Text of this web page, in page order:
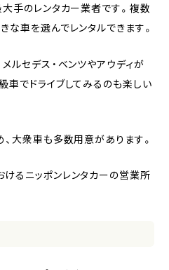
手のレンタカー業者です。複数
車を選んでレンタルできます。
ルセデス・ベンツやアウディが
車でドライブしてみるのも楽しい
大衆車も多数用意があります。
るニッポンレンタカーの営業所